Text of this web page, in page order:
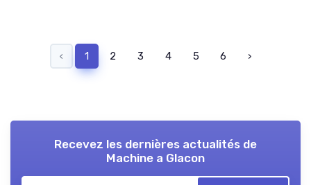
‹ 1 2 3 4 5 6 ›
Recevez les dernières actualités de
Machine a Glacon